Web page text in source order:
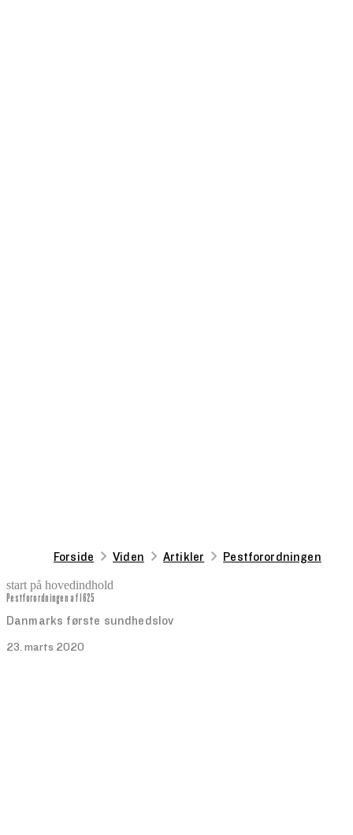
Forside Viden Artikler Pestforordningen
start på hovedindhold
Pestforordningen af 1625
Danmarks første sundhedslov
23. marts 2020
senest opdateret 28. august 2025